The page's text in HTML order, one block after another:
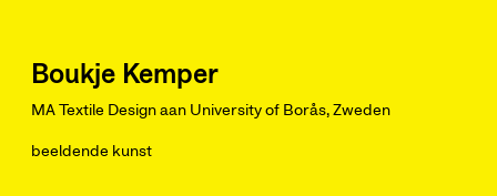
Boukje Kemper
MA Textile Design aan University of Borås, Zweden
beeldende kunst